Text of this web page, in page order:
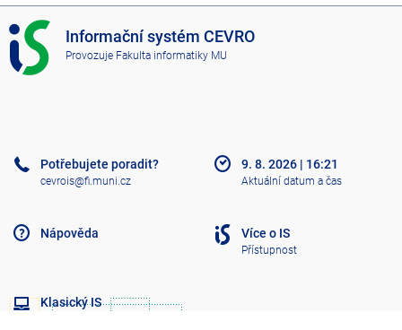
I
S
C
Informační systém CEVRO
Provozuje Fakulta informatiky MU
Potřebujete poradit?
cevrois@fi.muni.cz
Nápověda
Klasický IS
9. 8. 2026 | 16:21
Aktuální datum a čas
Více o IS
Přístupnost